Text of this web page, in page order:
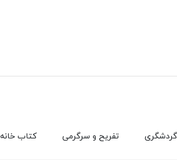
کتاب خانه تفریح و سرگرمی گردشگری